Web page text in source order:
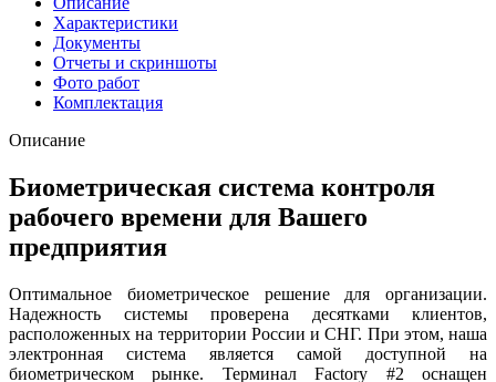
Характеристики
Документы
Отчеты и скриншоты
Фото работ
Комплектация
Описание
Биометрическая система контроля
рабочего времени для Вашего
предприятия
Оптимальное биометрическое решение для организации.
Надежность системы проверена десятками клиентов,
расположенных на территории России и СНГ. При этом, наша
электронная система является самой доступной на
биометрическом рынке. Терминал Factory #2 оснащен